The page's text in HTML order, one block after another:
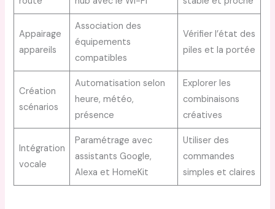
Appairage
appareils
Association des
équipements
compatibles
Vérifier l’état des
piles et la portée
Création
scénarios
Automatisation selon
heure, météo,
présence
Explorer les
combinaisons
créatives
Intégration
vocale
Paramétrage avec
assistants Google,
Alexa et HomeKit
Utiliser des
commandes
simples et claires